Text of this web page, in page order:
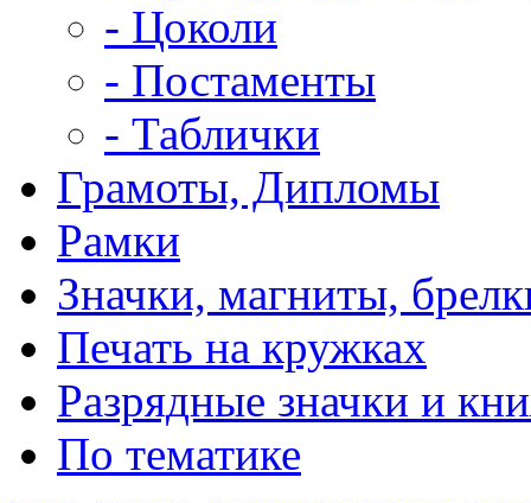
- Цоколи
- Постаменты
- Таблички
Грамоты, Дипломы
Рамки
Значки, магниты,
Печать на кружках
Разрядные значки и
По тематике